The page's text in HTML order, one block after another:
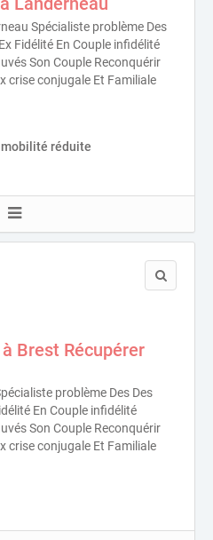
Spécialiste problème Des
Fidélité En Couple infidélité
Son Couple Reconquérir
crise conjugale Et Familiale
mobilité réduite
Brest Récupérer
problème Des Des
En Couple infidélité
Son Couple Reconquérir
crise conjugale Et Familiale